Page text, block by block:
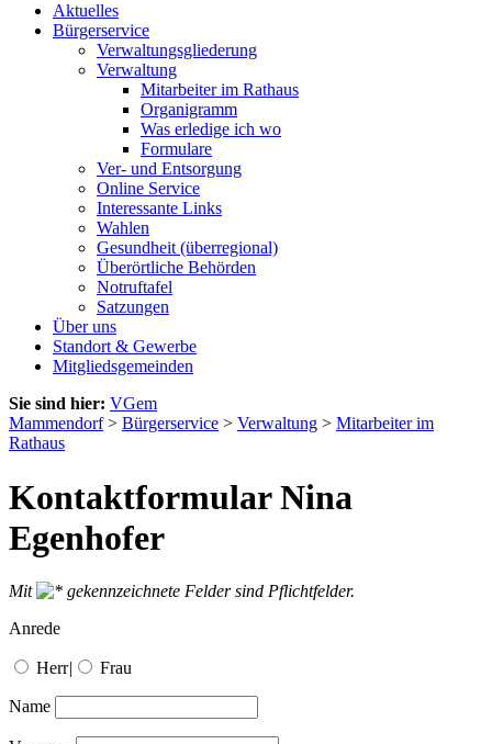
Aktuelles
Bürgerservice
Verwaltungsgliederung
Verwaltung
Mitarbeiter im Rathaus
Organigramm
Was erledige ich wo
Formulare
Ver- und Entsorgung
Online Service
Interessante Links
Wahlen
Gesundheit (überregional)
Überörtliche Behörden
Notruftafel
Satzungen
Über uns
Standort & Gewerbe
Mitgliedsgemeinden
Sie sind hier: VGem
Mammendorf> Bürgerservice > Verwaltung > Mitarbeiter im
Rathaus
Kontaktformular Nina
Egenhofer
Mit
gekennzeichnete Felder sind Pflichtfelder.
Anrede
Herr| Frau
Name